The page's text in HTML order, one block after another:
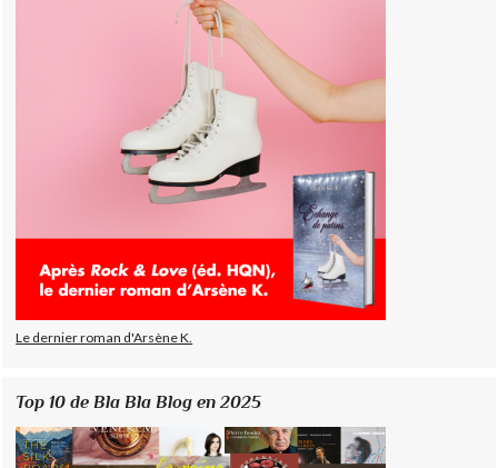
Le dernier roman d'Arsène K.
Top 10 de Bla Bla Blog en 2025